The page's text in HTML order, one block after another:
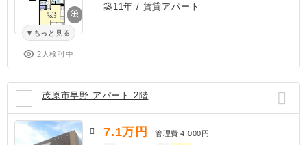
もっと見る
2人検討中
築11年 / 賃貸アパート
茂原市早野 アパート 2階
7.1万円 管理費 4,000円